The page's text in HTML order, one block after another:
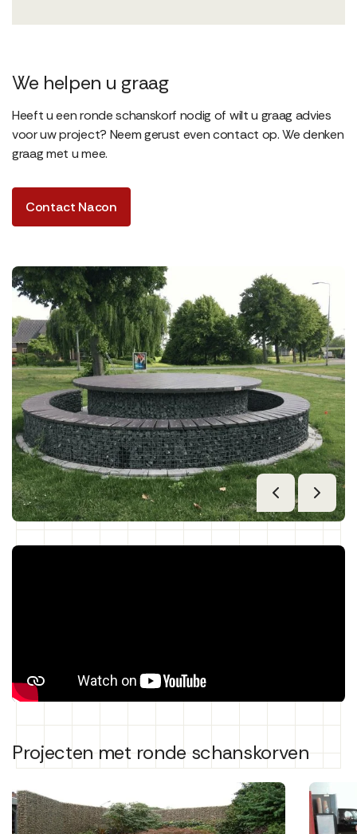
We helpen u graag
Heeft u een ronde schanskorf nodig of wilt u graag advies
voor uw project? Neem gerust even contact op. We denken
graag met u mee.
Contact Nacon
Projecten met ronde schanskorven